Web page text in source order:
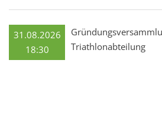
31.08.2026
18:30
Triathlonabteilung